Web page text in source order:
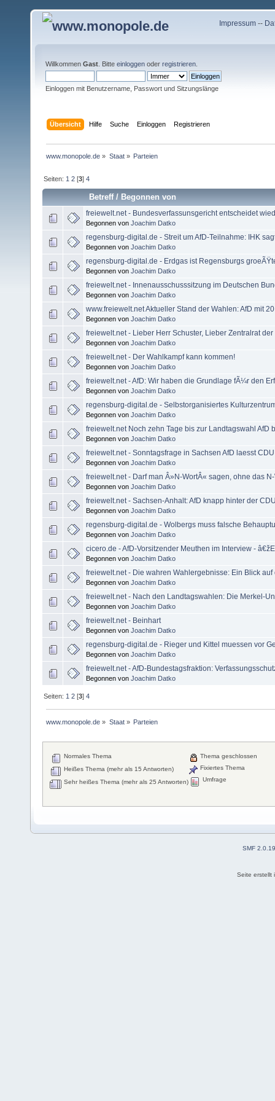
Impressum--
Willkommen Gast . Bitte einloggen oder registrieren
Einloggen mit Benutzername, Passwort und Sitzungslänge
Übersicht Hilfe Suche Einloggen Registrieren
www.monopole.de » Staat» Parteien
Seiten: 1 2 [3]4
Betreff/Begonnen von
freiewelt.net - Bundesverfassunsgericht entscheidet
Begonnen von Joachim Datko
regensburg-digital.de - Streit um AfD-Teilnahme: IHK
Begonnen von Joachim Datko
regensburg-digital.de - Erdgas ist Regensburgs
Begonnen von Joachim Datko
freiewelt.net - Innenausschusssitzung im Deutschen
Begonnen von Joachim Datko
www.freiewelt.net Aktueller Stand der Wahlen: AfD mit
Begonnen von Joachim Datko
freiewelt.net - Lieber Herr Schuster, Lieber Zentralrat der
Begonnen von Joachim Datko
freiewelt.net - Der Wahlkampf kann kommen!
Begonnen von Joachim Datko
freiewelt.net - AfD: Wir haben die Grundlage fÃ¼r den
Begonnen von Joachim Datko
regensburg-digital.de - Selbstorganisiertes
Begonnen von Joachim Datko
freiewelt.net Noch zehn Tage bis zur Landtagswahl AfD
Begonnen von Joachim Datko
freiewelt.net - Sonntagsfrage in Sachsen AfD laesst
Begonnen von Joachim Datko
freiewelt.net - Darf man Â»N-WortÂ« sagen, ohne das
Begonnen von Joachim Datko
freiewelt.net - Sachsen-Anhalt: AfD knapp hinter der
Begonnen von Joachim Datko
regensburg-digital.de - Wolbergs muss falsche
Begonnen von Joachim Datko
cicero.de - AfD-Vorsitzender Meuthen im Interview -
Begonnen von Joachim Datko
freiewelt.net - Die wahren Wahlergebnisse: Ein Blick
Begonnen von Joachim Datko
freiewelt.net - Nach den Landtagswahlen: Die Merkel-
Begonnen von Joachim Datko
freiewelt.net - Beinhart
Begonnen von Joachim Datko
regensburg-digital.de - Rieger und Kittel muessen vor
Begonnen von Joachim Datko
freiewelt.net - AfD-Bundestagsfraktion:
Begonnen von Joachim Datko
Seiten: 1 2 [3]4
www.monopole.de » Staat» Parteien
Normales Thema
Heißes Thema (mehr als 15 Antworten)
Sehr heißes Thema (mehr als 25 Antworten)
Thema geschlossen
Fixiertes Thema
Umfrage
SMF 2.0.19
Seite erstellt